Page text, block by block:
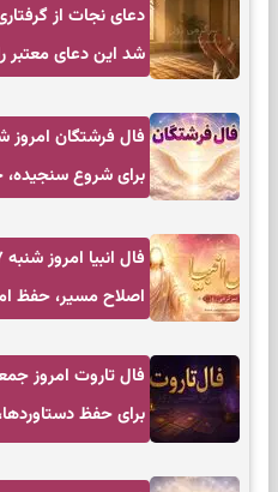
دعای نجات از
شد این دعای معتبر
برای شروع
اصلاح مسیر، حفظ
برای حفظ